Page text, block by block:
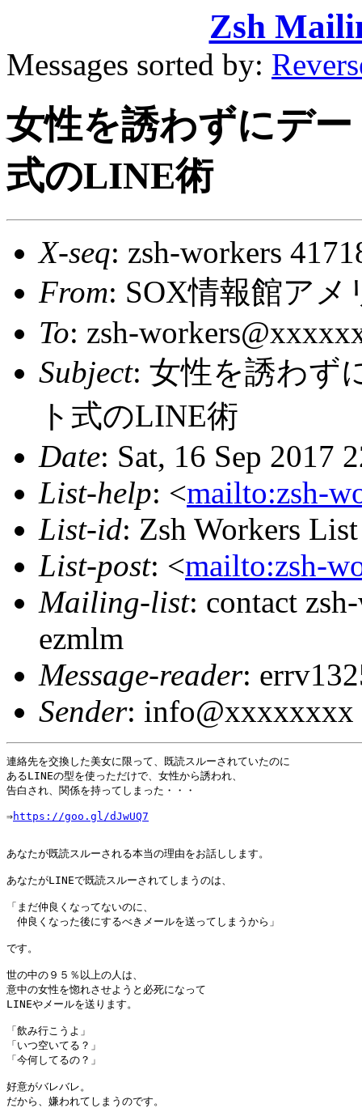
Zsh
Messages sorted by:
女性を誘わずにデ
式のLINE術
X-seq: zsh-workers
From: SOX情報館ア
To: zsh-
Subject: 女性を誘わず
ト式のLINE術
Date: Sat, 16 Sep 2017
List-help: <mailto:zsh-
List-id: Zsh Workers
List-post: <mailto:zsh-
Mailing-list: contact
ezmlm
Message-reader:
Sender: info@xxxxxxxx
連絡先を交換した美女に限って、既読スルーされていたのに
あるLINEの型を使っただけで、女性から誘われ、
告白され、関係を持ってしまった・・・
⇒https://goo.gl/dJwUQ7
あなたが既読スルーされる本当の理由をお話しします。
あなたがLINEで既読スルーされてしまうのは、
「まだ仲良くなってないのに、
仲良くなった後にするべきメールを送ってしまうから」
です。
世の中の９５％以上の人は、
意中の女性を惚れさせようと必死になって
LINEやメールを送ります。
「飲み行こうよ」
「いつ空いてる？」
「今何してるの？」
好意がバレバレ。
だから、嫌われてしまうのです。